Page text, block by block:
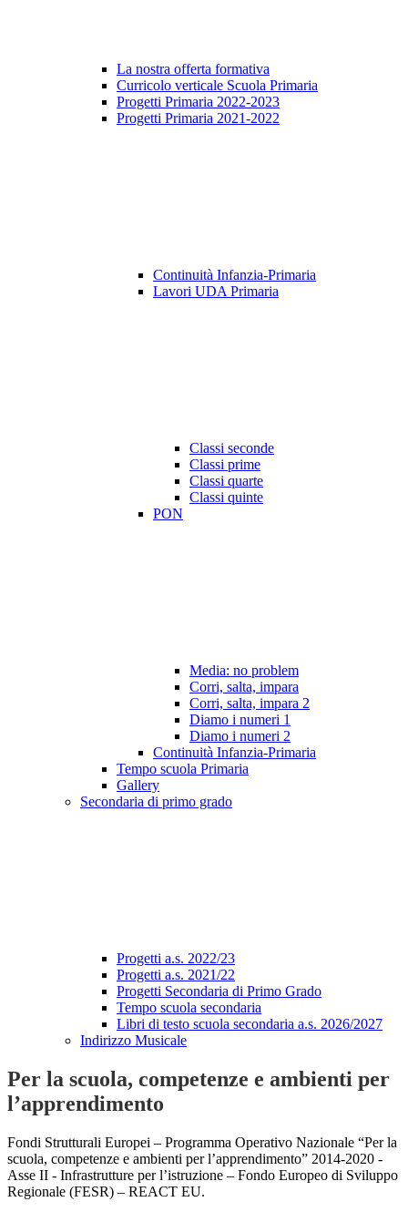
La nostra offerta formativa
Curricolo verticale Scuola Primaria
Progetti Primaria 2022-2023
Progetti Primaria 2021-2022
Continuità Infanzia-Primaria
Lavori UDA Primaria
Classi seconde
Classi prime
Classi quarte
Classi quinte
PON
Media: no problem
Corri, salta, impara
Corri, salta, impara 2
Diamo i numeri 1
Diamo i numeri 2
Continuità Infanzia-Primaria
Tempo scuola Primaria
Gallery
Secondaria di primo grado
Progetti a.s. 2022/23
Progetti a.s. 2021/22
Progetti Secondaria di Primo Grado
Tempo scuola secondaria
Libri di testo scuola secondaria a.s. 2026/2027
Indirizzo Musicale
Per la scuola, competenze e ambienti per
l’apprendimento
Fondi Strutturali Europei – Programma Operativo Nazionale “Per la
scuola, competenze e ambienti per l’apprendimento” 2014-2020 -
Asse II - Infrastrutture per l’istruzione – Fondo Europeo di Sviluppo
Regionale (FESR) – REACT EU.